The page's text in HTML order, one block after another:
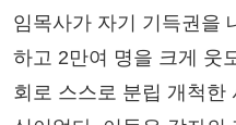
임목사가 자기 기득권을
하고 2만여 명을 크게 웃
회로 스스로 분립 개척한